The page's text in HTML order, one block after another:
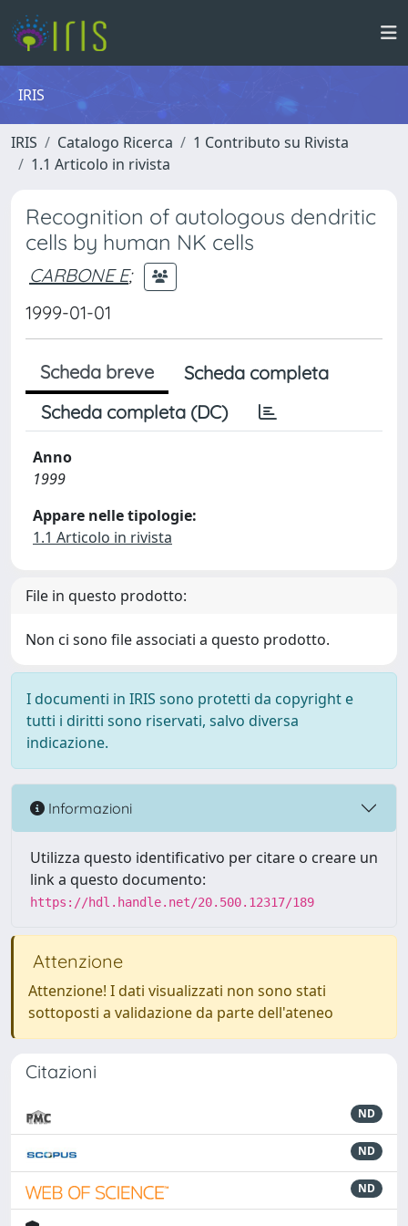
IRIS
IRIS Catalogo Ricerca
1 Contributo su Rivista
1.1 Articolo in rivista
Recognition of autologous dendritic
cells by human NK cells
CARBONE E;
1999-01-01
Scheda breve
Scheda completa
Scheda completa (DC)
Anno
1999
Appare nelle tipologie:
1.1 Articolo in rivista
File in questo prodotto:
Non ci sono file associati a questo prodotto.
I documenti in IRIS sono protetti da copyright e
tutti i diritti sono riservati, salvo diversa
indicazione.
Informazioni
Utilizza questo identificativo per citare o creare un
link a questo documento:
https://hdl.handle.net/20.500.12317/189
Attenzione
Attenzione! I dati visualizzati non sono stati
sottoposti a validazione da parte dell'ateneo
Citazioni
ND
ND
ND